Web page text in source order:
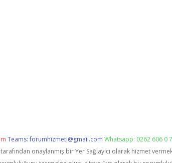
Teams:forumhizmeti@gmail.com Whatsapp: 0262 606 0
onaylanmış bir Yer Sağlayıcı olarak hizmet